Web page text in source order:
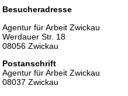
Besucheradresse
Agentur für Arbeit Zwickau
Werdauer Str. 18
08056 Zwickau
Postanschrift
Agentur für Arbeit Zwickau
08037 Zwickau